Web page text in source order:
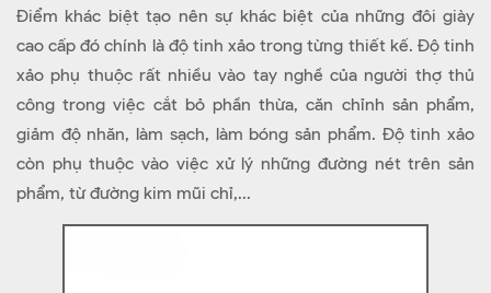
Điểm khác biệt tạo nên sự khác biệt của những đôi giày
cao cấp đó chính là độ tinh xảo trong từng thiết kế. Độ tinh
xảo phụ thuộc rất nhiều vào tay nghề của người thợ thủ
công trong việc cắt bỏ phần thừa, căn chỉnh sản phẩm,
giảm độ nhăn, làm sạch, làm bóng sản phẩm. Độ tinh xảo
còn phụ thuộc vào việc xử lý những đường nét trên sản
phẩm, từ đường kim mũi chỉ,...